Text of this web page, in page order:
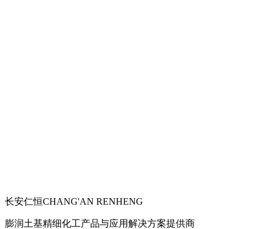
长安仁恒CHANG'AN RENHENG
膨润土基精细化工产品与应用解决方案提供商